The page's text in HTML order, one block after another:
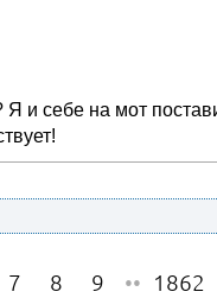
Я и себе на мот
7 8 9 •• 1862